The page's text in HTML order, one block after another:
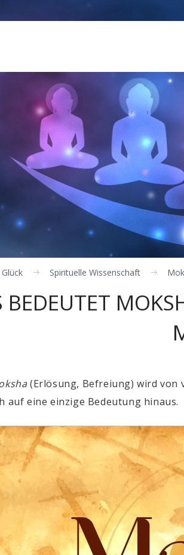
Spirituelle Wissenschaft
BEDEUTET
(Erlösung, Befreiung) wird von
auf eine einzige Bedeutung hinaus.